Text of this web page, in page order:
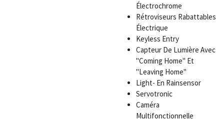
Électrochrome
Rétroviseurs Rabattables
Électrique
Keyless Entry
Capteur De Lumière Avec
"Coming Home" Et
"Leaving Home"
Light- En Rainsensor
Servotronic
Caméra
Multifonctionnelle